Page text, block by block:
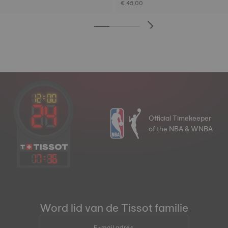
€ 45,00
17: 36
Official Timekeeper
of the NBA & WNBA
Word lid van de Tissot familie